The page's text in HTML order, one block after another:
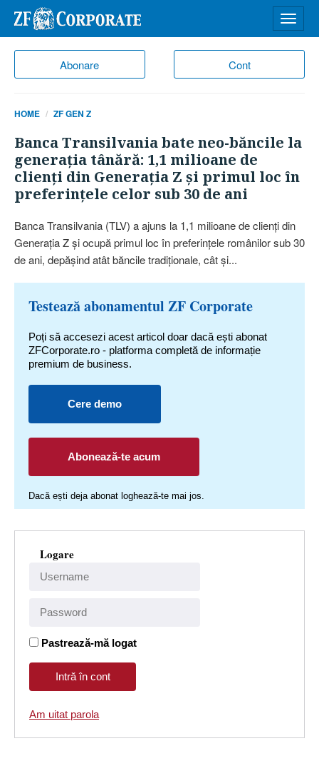
Abonare Cont
meniu
HOME ZF GEN Z
Banca Transilvania bate neo-băncile la
generaţia tânără: 1,1 milioane de
clienţi din Generaţia Z şi primul loc în
preferinţele celor sub 30 de ani
Banca Transilvania (TLV) a ajuns la 1,1 milioane de clienţi din
Generaţia Z şi ocupă primul loc în preferinţele românilor sub 30
de ani, depăşind atât băncile tradiţionale, cât şi...
Testează abonamentul ZF Corporate
Poți să accesezi acest articol doar dacă ești abonat
ZFCorporate.ro - platforma completă de informație
premium de business.
Cere demo
Abonează-te acum
Dacă ești deja abonat loghează-te mai jos.
Logare
Pastrează-mă logat
Am uitat parola